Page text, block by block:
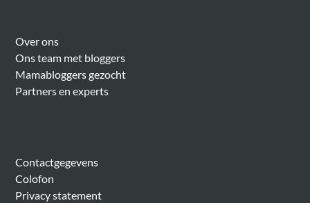
Over ons
Ons team met bloggers
Mamabloggers gezocht
Partners en experts
Contactgegevens
Colofon
Privacy statement